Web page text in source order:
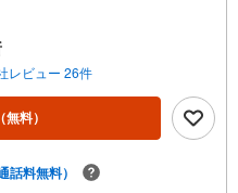
ただいたお客様の声をもとに
にも気になる物件がある方へ/
れているので、名古屋市全域
内覧が可能です！ 【ウィル 大
線、JR中央線「大曽根」駅徒歩
ズスペースあり◎営業時間 10:00
にご連絡下さい！現地を見学さ
レビュー 26件
（無料）
話料無料）